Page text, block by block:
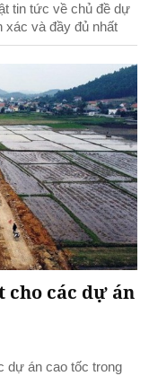
tin tức về chủ đề dự
xác và đầy đủ nhất
cho các dự án
dự án cao tốc trong